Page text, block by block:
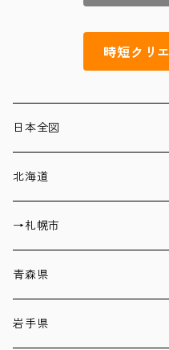
時短クリ
日本全図
北海道
→札幌市
青森県
岩手県